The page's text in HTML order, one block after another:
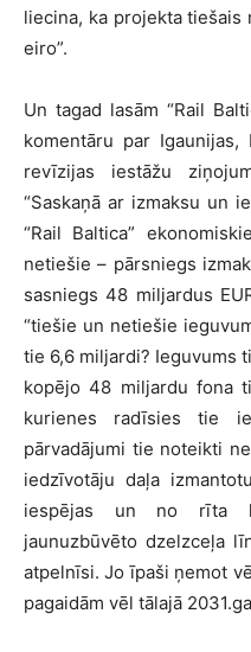
liecina, ka projekta
eiro”.
Un tagad lasām “Rail
komentāru par Igaunijas,
revīzijas iestāžu
“Saskaņā ar izmaksu un
“Rail Baltica”
netiešie – pārsniegs
sasniegs 48 miljardus
“tiešie un netiešie
tie 6,6 miljardi? Ieguvums
kopējo 48 miljardu fona
kurienes radīsies tie
pārvadājumi tie noteikti
iedzīvotāju daļa
iespējas un no rīta
jaunuzbūvēto dzelzceļa
atpelnīsi. Jo īpaši ņemot
pagaidām vēl tālajā